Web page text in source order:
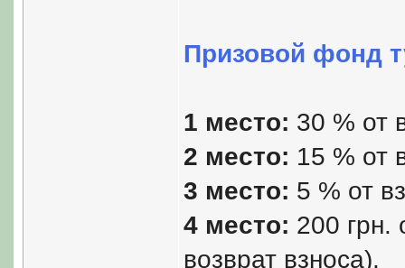
Призовой фонд
1 место: 30 % от
2 место: 15 % от
3 место: 5 % от
4 место: 200 грн.
возврат взноса).